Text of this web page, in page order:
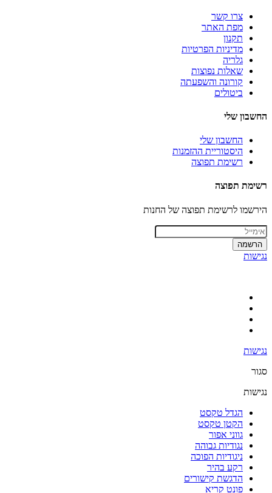
צרו קשר
מפת האתר
תקנון
מדיניות הפרטיות
גלריה
שאלות נפוצות
קורונה והשפעתה
ביטולים
החשבון שלי
החשבון שלי
היסטוריית ההזמנות
רשימת תפוצה
רשימת תפוצה
הירשמו לרשימת תפוצה של החנות
הרשמה
נגישות
נגישות
סגור
נגישות
הגדל טקסט
הקטן טקסט
גווני אפור
נגודיות גבוהה
ניגודיות הפוכה
רקע בהיר
הדגשת קישורים
פונט קריא